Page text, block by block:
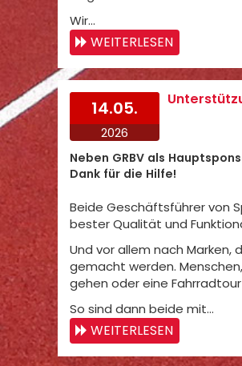
Wir…
WEITERLESEN
14.05.
2026
Neben GRBV als
Dank für die Hilfe!
Beide Geschäftsführer von
bester Qualität und
Und vor allem nach Marken,
gemacht werden.
gehen oder eine
So sind dann beide mit…
WEITERLESEN